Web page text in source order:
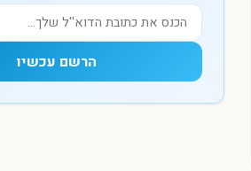
הרשם עכשיו